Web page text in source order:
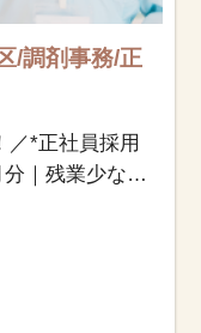
/調剤事務/正
／*正社員採用
｜残業少なめ